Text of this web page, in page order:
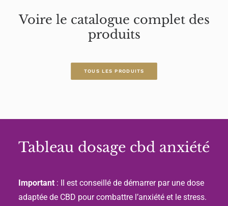
sur
la
page
Voire le catalogue complet des
produits
TOUS LES PRODUITS
Tableau dosage cbd anxiété
Important : Il est conseillé de démarrer par une dose
adaptée de CBD pour combattre l’anxiété et le stress.